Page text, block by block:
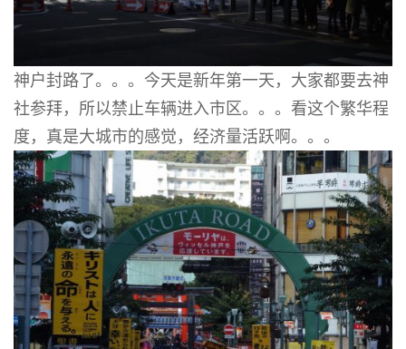
神户封路了。。。今天是新年第一天，大家都要去神
社参拜，所以禁止车辆进入市区。。。看这个繁华程
度，真是大城市的感觉，经济量活跃啊。。。